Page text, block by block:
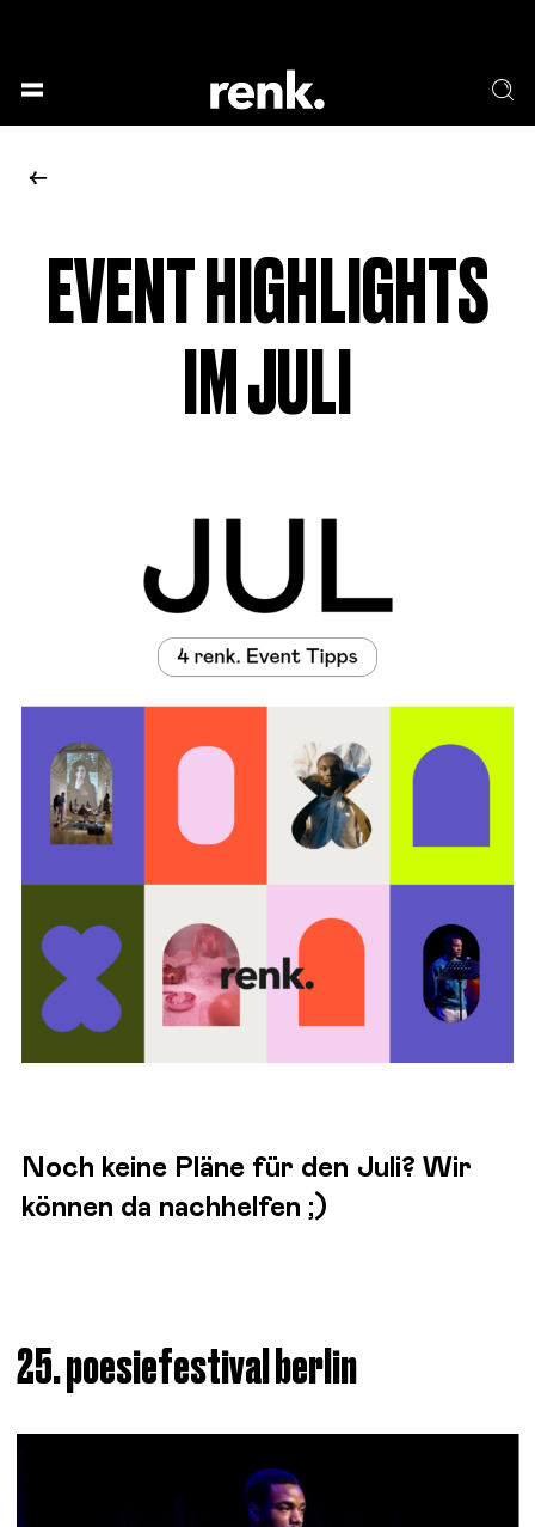
KEINE AUSWAHL
EVENT HIGHLIGHTS
IM JULI
Noch keine Pläne für den Juli? Wir
können da nachhelfen ;)
25. poesiefestival berlin